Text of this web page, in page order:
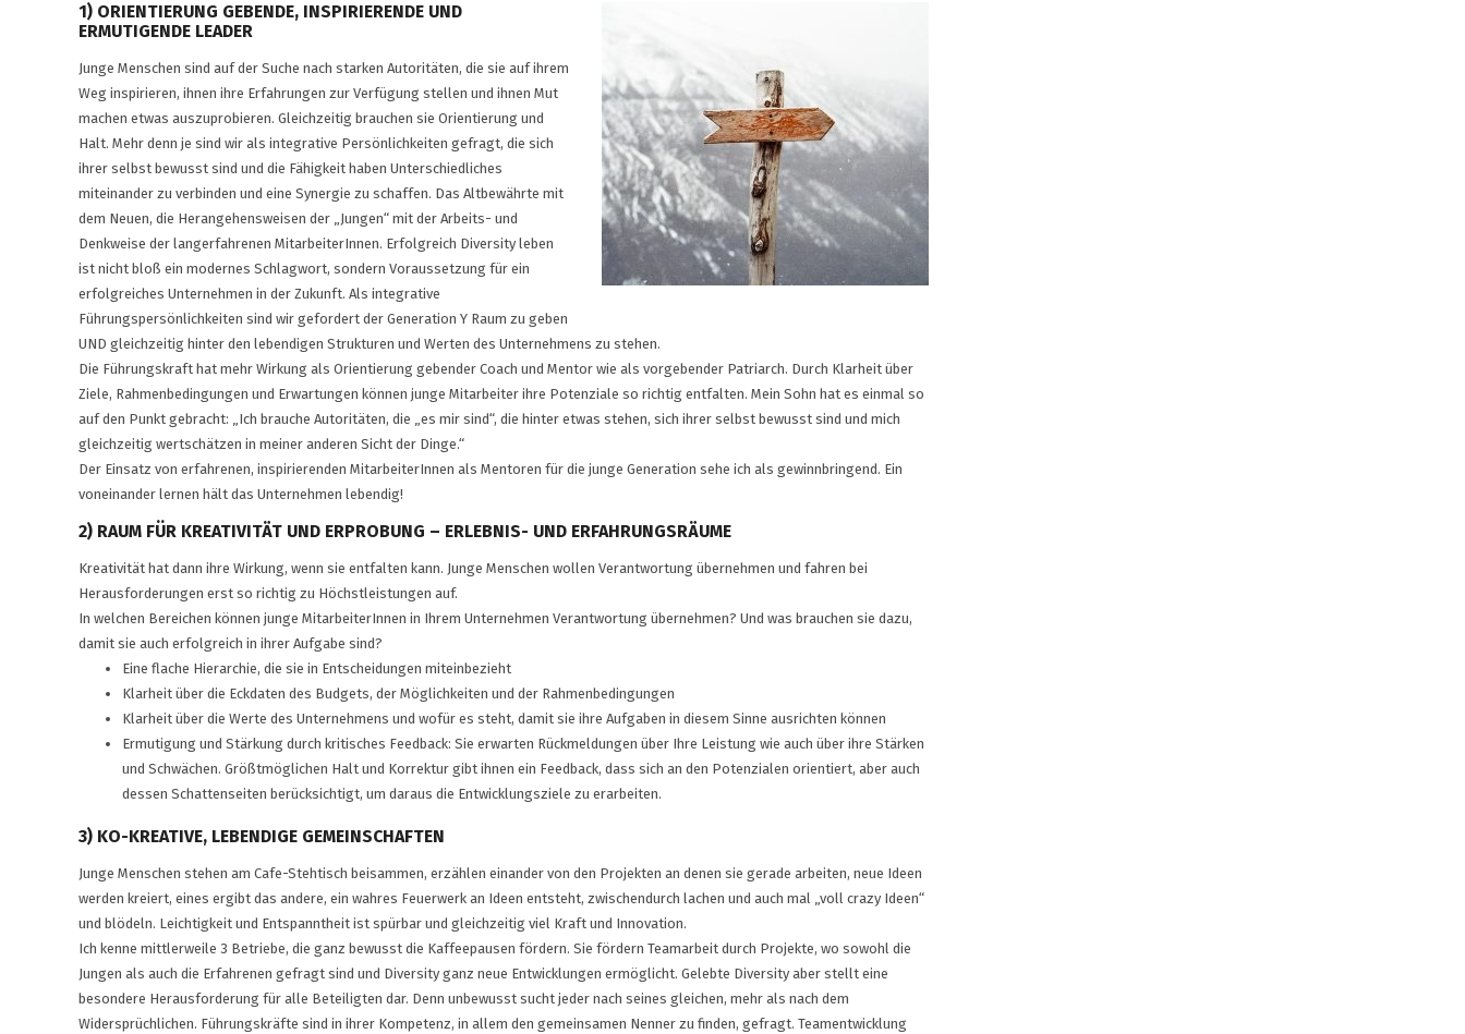
1) ORIENTIERUNG GEBENDE, INSPIRIERENDE UND
ERMUTIGENDE LEADER
Junge Menschen sind auf der Suche nach starken Autoritäten, die sie auf ihrem
Weg inspirieren, ihnen ihre Erfahrungen zur Verfügung stellen und ihnen Mut
machen etwas auszuprobieren. Gleichzeitig brauchen sie Orientierung und
Halt. Mehr denn je sind wir als integrative Persönlichkeiten gefragt, die sich
ihrer selbst bewusst sind und die Fähigkeit haben Unterschiedliches
miteinander zu verbinden und eine Synergie zu schaffen. Das Altbewährte mit
dem Neuen, die Herangehensweisen der „Jungen“ mit der Arbeits- und
Denkweise der langerfahrenen MitarbeiterInnen. Erfolgreich Diversity leben
ist nicht bloß ein modernes Schlagwort, sondern Voraussetzung für ein
erfolgreiches Unternehmen in der Zukunft. Als integrative
Führungspersönlichkeiten sind wir gefordert der Generation Y Raum zu geben
UND gleichzeitig hinter den lebendigen Strukturen und Werten des Unternehmens zu stehen.
Die Führungskraft hat mehr Wirkung als Orientierung gebender Coach und Mentor wie als vorgebender Patriarch. Durch Klarheit über
Ziele, Rahmenbedingungen und Erwartungen können junge Mitarbeiter ihre Potenziale so richtig entfalten. Mein Sohn hat es einmal so
auf den Punkt gebracht: „Ich brauche Autoritäten, die „es mir sind“, die hinter etwas stehen, sich ihrer selbst bewusst sind und mich
gleichzeitig wertschätzen in meiner anderen Sicht der Dinge.“
Der Einsatz von erfahrenen, inspirierenden MitarbeiterInnen als Mentoren für die junge Generation sehe ich als gewinnbringend. Ein
voneinander lernen hält das Unternehmen lebendig!
2) RAUM FÜR KREATIVITÄT UND ERPROBUNG – ERLEBNIS- UND ERFAHRUNGSRÄUME
Kreativität hat dann ihre Wirkung, wenn sie entfalten kann. Junge Menschen wollen Verantwortung übernehmen und fahren bei
Herausforderungen erst so richtig zu Höchstleistungen auf.
In welchen Bereichen können junge MitarbeiterInnen in Ihrem Unternehmen Verantwortung übernehmen? Und was brauchen sie dazu,
damit sie auch erfolgreich in ihrer Aufgabe sind?
Eine flache Hierarchie, die sie in Entscheidungen miteinbezieht
Klarheit über die Eckdaten des Budgets, der Möglichkeiten und der Rahmenbedingungen
Klarheit über die Werte des Unternehmens und wofür es steht, damit sie ihre Aufgaben in diesem Sinne ausrichten können
Ermutigung und Stärkung durch kritisches Feedback: Sie erwarten Rückmeldungen über Ihre Leistung wie auch über ihre Stärken
und Schwächen. Größtmöglichen Halt und Korrektur gibt ihnen ein Feedback, dass sich an den Potenzialen orientiert, aber auch
dessen Schattenseiten berücksichtigt, um daraus die Entwicklungsziele zu erarbeiten.
3) KO-KREATIVE, LEBENDIGE GEMEINSCHAFTEN
Junge Menschen stehen am Cafe-Stehtisch beisammen, erzählen einander von den Projekten an denen sie gerade arbeiten, neue Ideen
werden kreiert, eines ergibt das andere, ein wahres Feuerwerk an Ideen entsteht, zwischendurch lachen und auch mal „voll crazy Ideen“
und blödeln. Leichtigkeit und Entspanntheit ist spürbar und gleichzeitig viel Kraft und Innovation.
Ich kenne mittlerweile 3 Betriebe, die ganz bewusst die Kaffeepausen fördern. Sie fördern Teamarbeit durch Projekte, wo sowohl die
Jungen als auch die Erfahrenen gefragt sind und Diversity ganz neue Entwicklungen ermöglicht. Gelebte Diversity aber stellt eine
besondere Herausforderung für alle Beteiligten dar. Denn unbewusst sucht jeder nach seines gleichen, mehr als nach dem
Widersprüchlichen. Führungskräfte sind in ihrer Kompetenz, in allem den gemeinsamen Nenner zu finden, gefragt. Teamentwicklung